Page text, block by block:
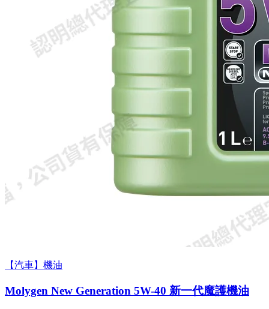
【汽車】機油
Molygen New Gener­a­tion 5W-40 新一代魔護機油